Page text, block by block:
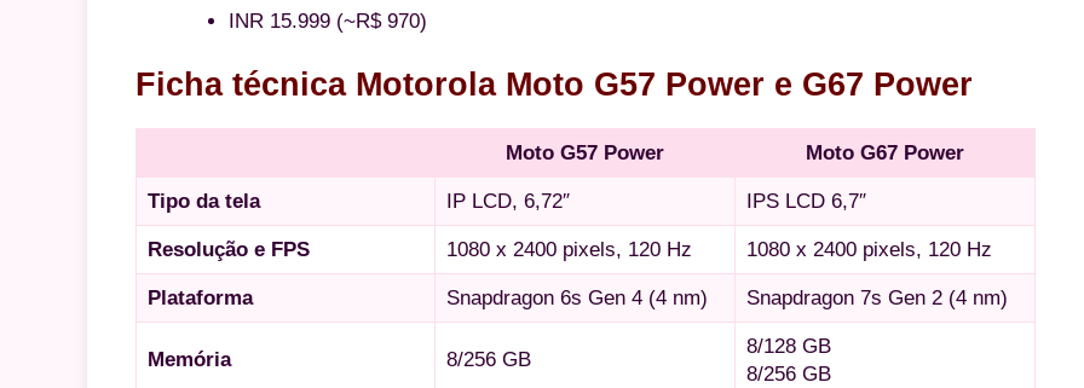
INR 15.999 (~R$ 970)
Ficha técnica Motorola Moto G57 Power e G67 Power
Moto G57 Power Moto G67 Power
Tipo da tela IP LCD, 6,72″ IPS LCD 6,7″
Resolução e FPS 1080 x 2400 pixels, 120 Hz 1080 x 2400 pixels, 120 Hz
Plataforma Snapdragon 6s Gen 4 (4 nm) Snapdragon 7s Gen 2 (4 nm)
Memória 8/256 GB
8/128 GB
8/256 GB